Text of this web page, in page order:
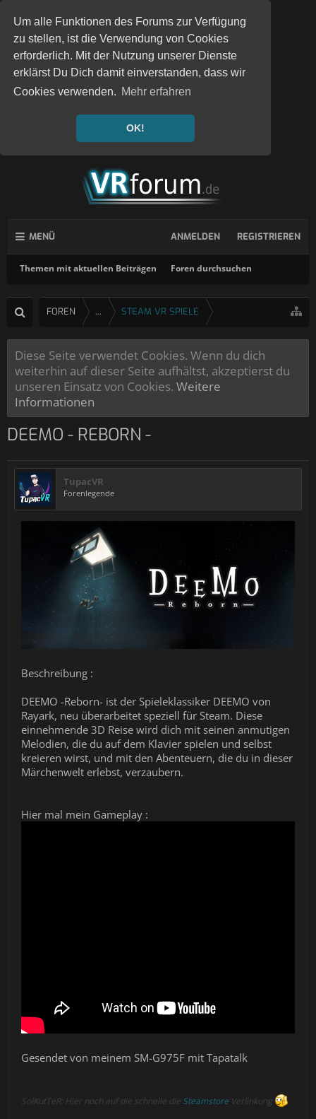
Um alle Funktionen des Forums zur Verfügung
zu stellen, ist die Verwendung von Cookies
erforderlich. Mit der Nutzung unserer Dienste
erklärst Du Dich damit einverstanden, dass wir
Cookies verwenden. Mehr erfahren
OK!
MENÜ
Themen mit aktuellen Beiträgen Foren durchsuchen
ANMELDEN REGISTRIEREN
FOREN ... STEAM VR SPIELE
Diese Seite verwendet Cookies. Wenn du dich
weiterhin auf dieser Seite aufhältst, akzeptierst du
unseren Einsatz von Cookies. Weitere
Informationen
DEEMO - REBORN -
TupacVR
Forenlegende
Beschreibung :
DEEMO -Reborn- ist der Spieleklassiker DEEMO von
Rayark, neu überarbeitet speziell für Steam. Diese
einnehmende 3D Reise wird dich mit seinen anmutigen
Melodien, die du auf dem Klavier spielen und selbst
kreieren wirst, und mit den Abenteuern, die du in dieser
Märchenwelt erlebst, verzaubern.
Hier mal mein Gameplay :
Gesendet von meinem SM-G975F mit Tapatalk
SolKutTeR: Hier noch auf die schnelle die Steamstore Verlinkung